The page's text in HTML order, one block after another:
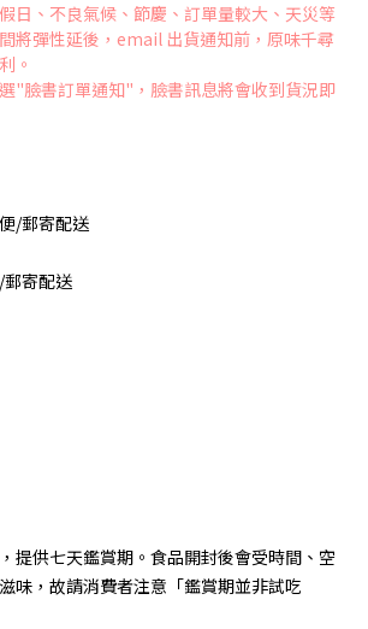
日、不良氣候、節慶、訂單量較大、天災等
將彈性延後，email 出貨通知前，原味千尋
。
"臉書訂單通知"，臉書訊息將會收到貨況即
/郵寄配送
寄配送
提供七天鑑賞期。食品開封後會受時間、空
味，故請消費者注意「鑑賞期並非試吃